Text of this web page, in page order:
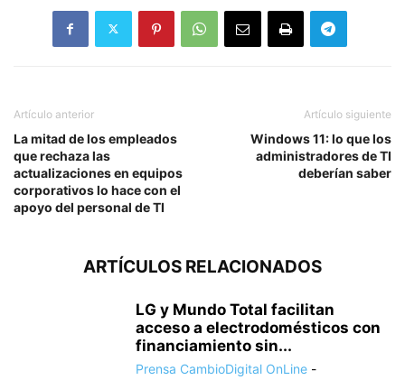
Artículo anterior
La mitad de los empleados
que rechaza las
actualizaciones en equipos
corporativos lo hace con el
apoyo del personal de TI
Artículo siguiente
Windows 11: lo que los
administradores de TI
deberían saber
ARTÍCULOS RELACIONADOS
LG y Mundo Total facilitan
acceso a electrodomésticos con
financiamiento sin...
Prensa CambioDigital OnLine -